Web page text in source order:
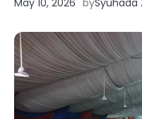
May 10, 2026 bySyuhada